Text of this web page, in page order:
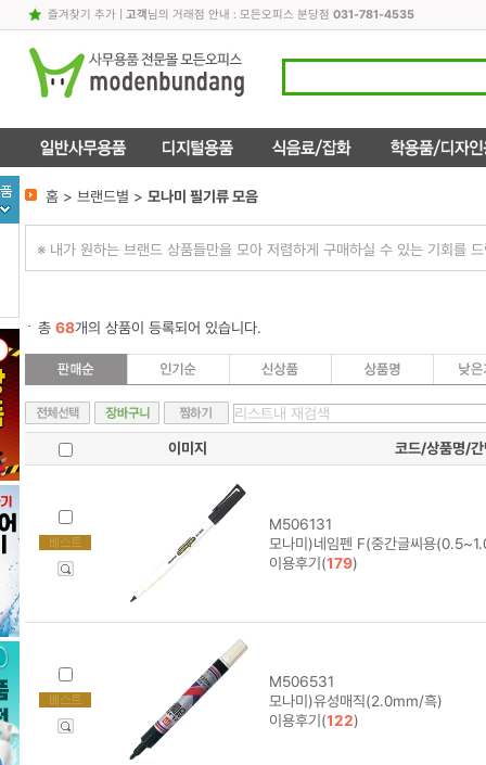
즐겨찾기 추가| 고객님의 거래점 안내 : 모든오피스 분당점 031-781-4535
홈 > 브랜드별 > 모나미 필기류 모음
※ 내가 원하는 브랜드 상품들만을 모아 저렴하게 구매하실 수 있는 기회를
총 68개의 상품이 등록되어 있습니다.
이미지 코드/상품명/간
M506131
모나미)네임펜 F(중간글씨용
이용후기(179)
M506531
모나미)유성매직(2.0mm/흑)
이용후기(122)